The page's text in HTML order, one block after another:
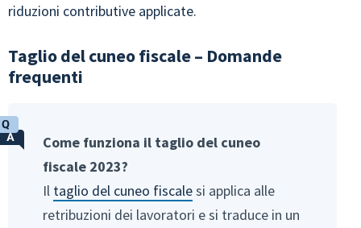
riduzioni contributive applicate.
Taglio del cuneo fiscale – Domande
frequenti
Come funziona il taglio del cuneo
fiscale 2023?
Il taglio del cuneo fiscalesi applica alle
retribuzioni dei lavoratori e si traduce in un